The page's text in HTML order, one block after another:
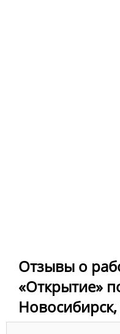
Отзывы о
«Открытие»